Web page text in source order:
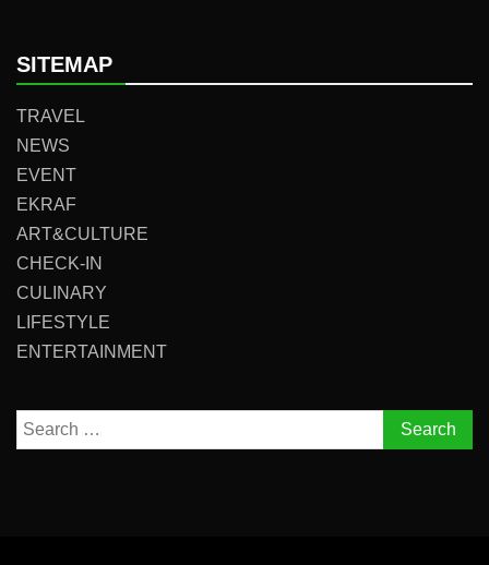
SITEMAP
TRAVEL
NEWS
EVENT
EKRAF
ART&CULTURE
CHECK-IN
CULINARY
LIFESTYLE
ENTERTAINMENT
Search
for: